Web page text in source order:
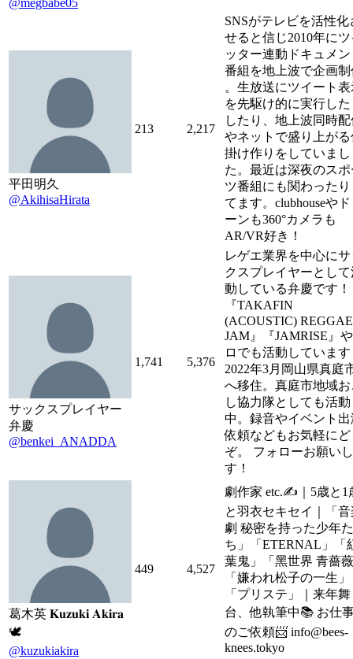
@megbabe05
平田明久
@AkihisaHirata
213 2,217
SNSがテレビを活性化
せると信じ2010年に
ッター連動ドキュメン
番組を地上波で企画制
。生放送にツイート表
を先駆け的に実行した
したり、地上波同時
やネットで盛り上がる
掛け作りをしていまし
た。最近は深夜のスポ
ツ番組にも関わったり
てます。clubhouseや
ーンも360°カメラも
AR/VR好き！
サックスプレイヤー
弁慶
@benkei_ANADDA
1,741 5,376
レゲエ業界を中心にサ
クスプレイヤーとして
動している弁慶です！
『TAKAFIN
(ACOUSTIC) REGGAE
JAM』『JAMRISE』
ロでも活動していま
2022年3月岡山県真庭
へ移住。真庭市地域お
し協力隊としても活動
中。録音やイベント出
依頼などもお気軽にど
ぞ。 フォローお願い
す！
葛木英 𝐊𝐮𝐳𝐮𝐤𝐢 𝐀𝐤𝐢𝐫𝐚
🕊
@kuzukiakira
449 4,527
劇作家 etc.✍️｜5歳と1
と羽衣セキセイ｜「音
劇 秘密を持った少年た
ち」「ETERNAL」「
葉鬼」「黑世界 青薔
「嫌われ松子の一生」
「プリステ」｜来年舞
台、他執筆中📚 お仕
のご依頼📨 info@bees-
knees.tokyo